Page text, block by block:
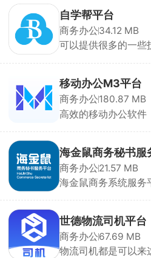
自学帮平台
商务办公34.12 MB
可以提供很多的一些
移动办公M3平台
商务办公180.87 MB
高效的移动办公软件
海金鼠商务秘书服
商务办公21.57 MB
海金鼠商务系统服务
世德物流司机平台
商务办公67.69 MB
物流司机都是可以来